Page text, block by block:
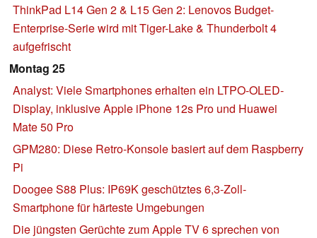
ThinkPad L14 Gen 2 & L15 Gen 2: Lenovos Budget-
Enterprise-Serie wird mit Tiger-Lake & Thunderbolt 4
aufgefrischt
Montag 25
Analyst: Viele Smartphones erhalten ein LTPO-OLED-
Display, inklusive Apple iPhone 12s Pro und Huawei
Mate 50 Pro
GPM280: Diese Retro-Konsole basiert auf dem Raspberry
Pi
Doogee S88 Plus: IP69K geschütztes 6,3-Zoll-
Smartphone für härteste Umgebungen
Die jüngsten Gerüchte zum Apple TV 6 sprechen von